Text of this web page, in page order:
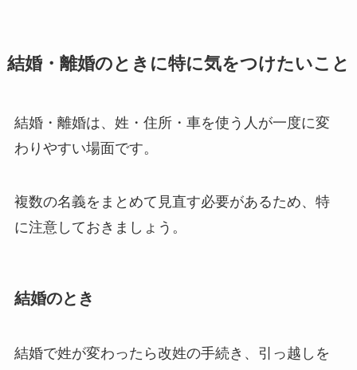
結婚・離婚のときに特に気をつけたいこと
結婚・離婚は、姓・住所・車を使う人が一度に変
わりやすい場面です。
複数の名義をまとめて見直す必要があるため、特
に注意しておきましょう。
結婚のとき
結婚で姓が変わったら改姓の手続き、引っ越しを